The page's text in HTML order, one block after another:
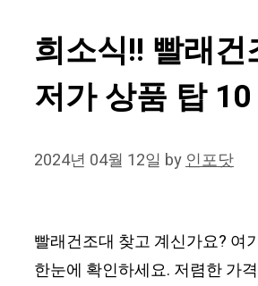
희소식!! 빨래건
저가 상품 탑 10
2024년 04월 12일 by인포닷
빨래건조대 찾고 계신가요? 여
한눈에 확인하세요. 저렴한 가